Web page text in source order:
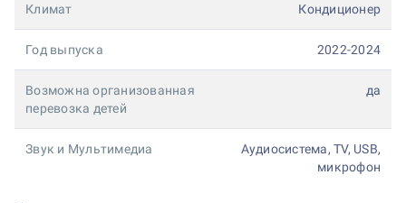
Климат Кондиционер
Год выпуска 2022-2024
Возможна организованная
перевозка детей
да
Звук и Мультимедиа
Аудиосистема, TV, USB,
микрофон